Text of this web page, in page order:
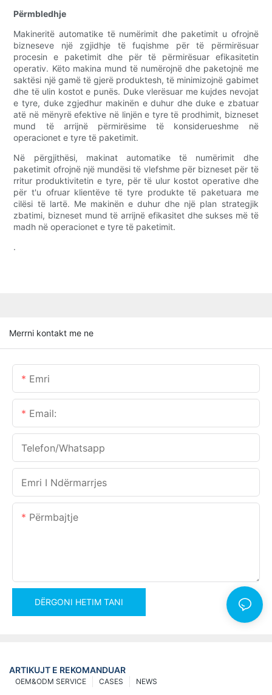
Përmbledhje
Makineritë automatike të numërimit dhe paketimit u ofrojnë
bizneseve një zgjidhje të fuqishme për të përmirësuar
procesin e paketimit dhe për të përmirësuar efikasitetin
operativ. Këto makina mund të numërojnë dhe paketojnë me
saktësi një gamë të gjerë produktesh, të minimizojnë gabimet
dhe të ulin kostot e punës. Duke vlerësuar me kujdes nevojat
e tyre, duke zgjedhur makinën e duhur dhe duke e zbatuar
atë në mënyrë efektive në linjën e tyre të prodhimit, bizneset
mund të arrijnë përmirësime të konsiderueshme në
operacionet e tyre të paketimit.
Në përgjithësi, makinat automatike të numërimit dhe
paketimit ofrojnë një mundësi të vlefshme për bizneset për të
rritur produktivitetin e tyre, për të ulur kostot operative dhe
për t'u ofruar klientëve të tyre produkte të paketuara me
cilësi të lartë. Me makinën e duhur dhe një plan strategjik
zbatimi, bizneset mund të arrijnë efikasitet dhe sukses më të
madh në operacionet e tyre të paketimit.
.
Merrni kontakt me ne
Emri
Email:
Telefon/whatsapp
Emri I Ndërmarrjes
Përmbajtje
DËRGONI HETIM TANI
ARTIKUJT E REKOMANDUAR
NEWS
CASES
OEM&ODM SERVICE